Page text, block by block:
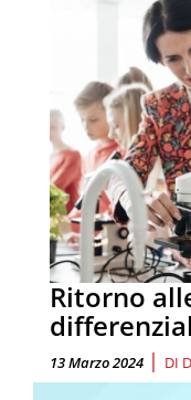
Ritorno
13 Marzo 2024 | DI